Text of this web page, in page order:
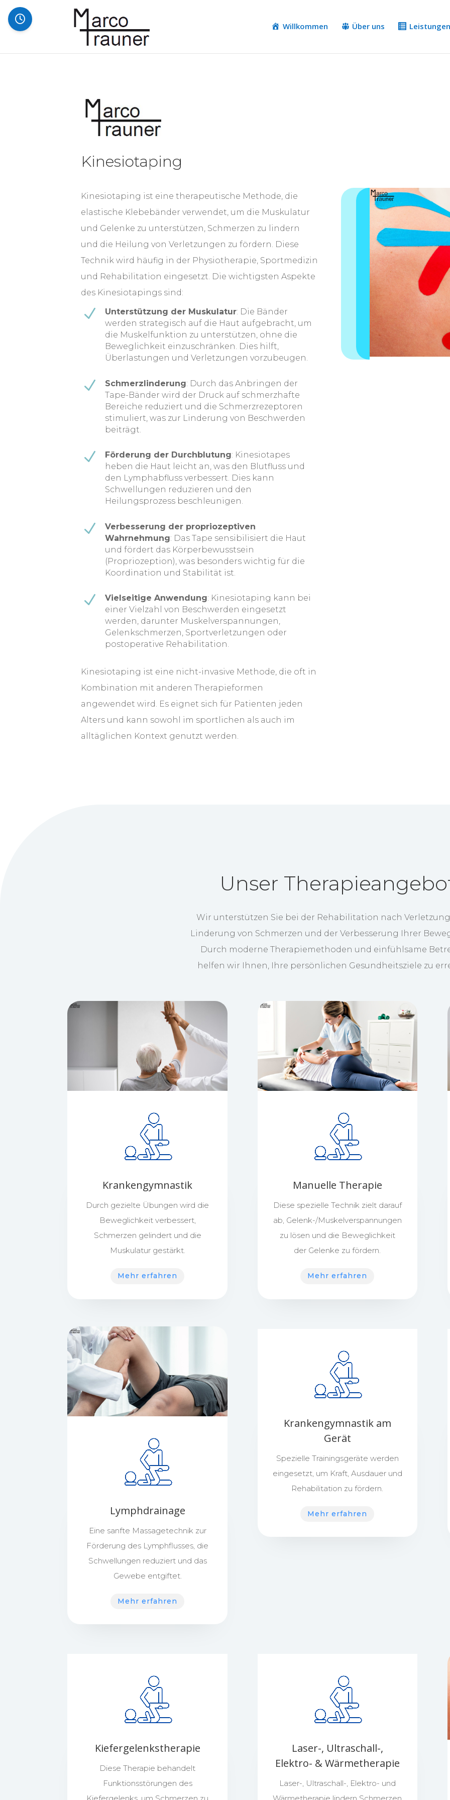
Willkommen Über uns Leistungen
Kinesiotaping
Kinesiotaping ist eine therapeutische Methode, die
elastische Klebebänder verwendet, um die Muskulatur
und Gelenke zu unterstützen, Schmerzen zu lindern
und die Heilung von Verletzungen zu fördern. Diese
Technik wird häufig in der Physiotherapie, Sportmedizin
und Rehabilitation eingesetzt. Die wichtigsten Aspekte
des Kinesiotapings sind:
N Unterstützung der Muskulatur: Die Bänder
werden strategisch auf die Haut aufgebracht, um
die Muskelfunktion zu unterstützen, ohne die
Beweglichkeit einzuschränken. Dies hilft,
Überlastungen und Verletzungen vorzubeugen.
N Schmerzlinderung: Durch das Anbringen der
Tape-Bänder wird der Druck auf schmerzhafte
Bereiche reduziert und die Schmerzrezeptoren
stimuliert, was zur Linderung von Beschwerden
beiträgt.
N Förderung der Durchblutung: Kinesiotapes
heben die Haut leicht an, was den Blutfluss und
den Lymphabfluss verbessert. Dies kann
Schwellungen reduzieren und den
Heilungsprozess beschleunigen.
N
Verbesserung der propriozeptiven
Wahrnehmung: Das Tape sensibilisiert die Haut
und fördert das Körperbewusstsein
(Propriozeption), was besonders wichtig für die
Koordination und Stabilität ist.
N Vielseitige Anwendung: Kinesiotaping kann bei
einer Vielzahl von Beschwerden eingesetzt
werden, darunter Muskelverspannungen,
Gelenkschmerzen, Sportverletzungen oder
postoperative Rehabilitation.
Kinesiotaping ist eine nicht-invasive Methode, die oft in
Kombination mit anderen Therapieformen
angewendet wird. Es eignet sich für Patienten jeden
Alters und kann sowohl im sportlichen als auch im
alltäglichen Kontext genutzt werden.
Unser
Wir unterstützen Sie bei der Rehabilitation nach
Linderung von Schmerzen und der Verbesserung Ihrer
Durch moderne Therapiemethoden und einfühlsame
helfen wir Ihnen, Ihre persönlichen Gesundheitsziele zu
Krankengymnastik
Durch gezielte Übungen wird die
Beweglichkeit verbessert,
Schmerzen gelindert und die
Muskulatur gestärkt.
Mehr erfahren
Manuelle Therapie
Diese spezielle Technik zielt darauf
ab, Gelenk-/Muskelverspannungen
zu lösen und die Beweglichkeit
der Gelenke zu fördern.
Mehr erfahren
Lymphdrainage
Eine sanfte Massagetechnik zur
Förderung des Lymphflusses, die
Schwellungen reduziert und das
Gewebe entgiftet.
Mehr erfahren
Krankengymnastik am
Gerät
Spezielle Trainingsgeräte werden
eingesetzt, um Kraft, Ausdauer und
Rehabilitation zu fördern.
Mehr erfahren
Kiefergelenkstherapie
Diese Therapie behandelt
Funktionsstörungen des
Laser-, Ultraschall-,
Elektro- & Wärmetherapie
Laser-, Ultraschall-, Elektro- und